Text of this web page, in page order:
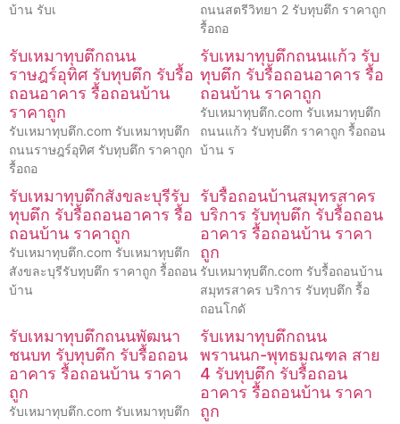
บ้าน รับเ
ถนนสตรีวิทยา 2 รับทุบตึก ราคาถูก
รื้อถอ
รับเหมาทุบตึกถนน
ราษฎร์อุทิศ รับทุบตึก รับรื้อ
ถอนอาคาร รื้อถอนบ้าน
ราคาถูก
รับเหมาทุบตึก.com รับเหมาทุบตึก
ถนนราษฎร์อุทิศ รับทุบตึก ราคาถูก
รื้อถอ
รับเหมาทุบตึกถนนแก้ว รับ
ทุบตึก รับรื้อถอนอาคาร รื้อ
ถอนบ้าน ราคาถูก
รับเหมาทุบตึก.com รับเหมาทุบตึก
ถนนแก้ว รับทุบตึก ราคาถูก รื้อถอน
บ้าน ร
รับเหมาทุบตึกสังขละบุรีรับ
ทุบตึก รับรื้อถอนอาคาร รื้อ
ถอนบ้าน ราคาถูก
รับเหมาทุบตึก.com รับเหมาทุบตึก
สังขละบุรีรับทุบตึก ราคาถูก รื้อถอน
บ้าน
รับรื้อถอนบ้านสมุทรสาคร
บริการ รับทุบตึก รับรื้อถอน
อาคาร รื้อถอนบ้าน ราคา
ถูก
รับเหมาทุบตึก.com รับรื้อถอนบ้าน
สมุทรสาคร บริการ รับทุบตึก รื้อ
ถอนโกดั
รับเหมาทุบตึกถนนพัฒนา
ชนบท รับทุบตึก รับรื้อถอน
อาคาร รื้อถอนบ้าน ราคา
ถูก
รับเหมาทุบตึก.com รับเหมาทุบตึก
รับเหมาทุบตึกถนน
พรานนก-พุทธมณฑล สาย
4 รับทุบตึก รับรื้อถอน
อาคาร รื้อถอนบ้าน ราคา
ถูก